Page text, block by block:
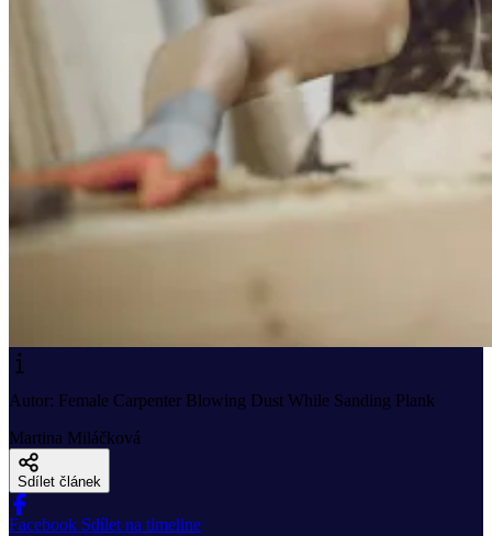
Autor: Female Carpenter Blowing Dust While Sanding Plank
Martina Miláčková
Sdílet článek
Facebook Sdílet na timeline